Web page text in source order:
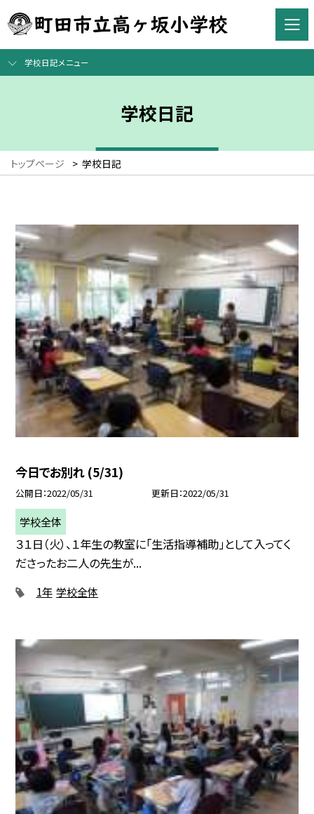
学校日記メニュー
学校日記
トップページ > 学校日記
今日でお別れ (5/31)
公開日 2022/05/31 更新日 2022/05/31
学校全体
３１日（火）、１年生の教室に「生活指導補助」として入ってく
ださったお二人の先生が...
1年 学校全体